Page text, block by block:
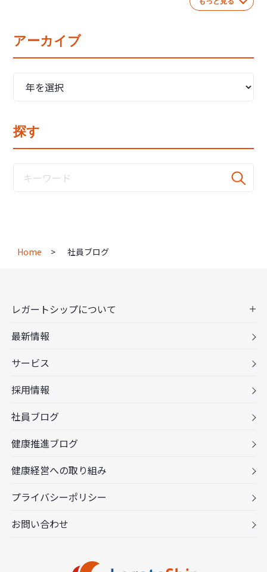
アーカイブ
探す
Home 社員ブログ
レガートシップについて
最新情報
サービス
採用情報
社員ブログ
健康推進ブログ
健康経営への取り組み
プライバシーポリシー
お問い合わせ